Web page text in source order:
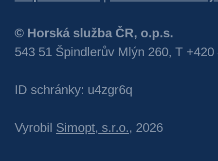
© Horská služba ČR, o.p.s.
543 51 Špindlerův Mlýn 260, T +420
ID schránky: u4zgr6q
Vyrobil Simopt, s.r.o., 2026